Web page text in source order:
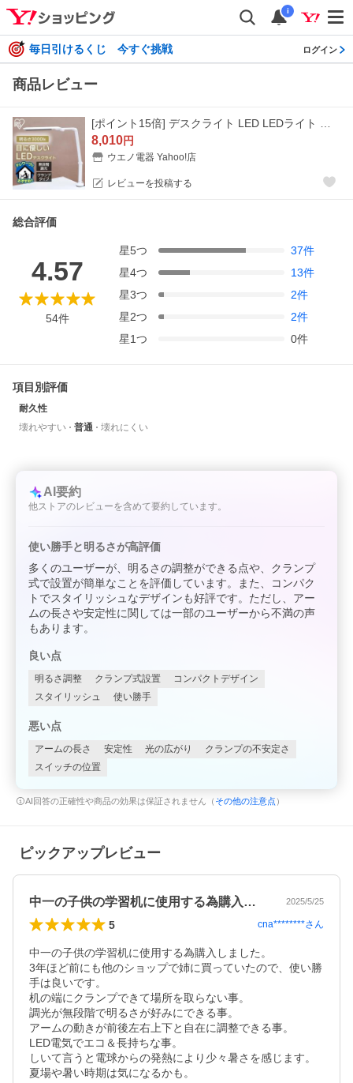
i
毎日引けるくじ 今すぐ挑戦 ログイン
商品レビュー
8,010円
ウエノ電器 Yahoo!店
レビューを投稿する
総合評価
4.57
54件
星5つ 37件
星4つ 13件
星3つ 2件
星2つ 2件
星1つ 0件
項目別評価
耐久性
壊れやすい
普通 壊れにくい
AI要約
他ストアのレビューを含めて要約しています。
使い勝手と明るさが高評価
多くのユーザーが、明るさの調整ができる点や、クランプ
式で設置が簡単なことを評価しています。また、コンパク
トでスタイリッシュなデザインも好評です。ただし、アー
ムの長さや安定性に関しては一部のユーザーから不満の声
もあります。
良い点
明るさ調整 クランプ式設置
コンパクトデザイン
スタイリッシュ
使い勝手
悪い点
アームの長さ 安定性 光の広がり
クランプの不安定さ
スイッチの位置
AI回答の正確性や商品の効果は保証されません（ その他の注意点 ）
ピックアップレビュー
中一の子供の学習机に使用する為購入しま… 2025/5/25
5 cna********さん
中一の子供の学習机に使用する為購入しました。
3年ほど前にも他のショップで姉に買っていたので、使い勝
手は良いです。
机の端にクランプできて場所を取らない事。
調光が無段階で明るさが好みにできる事。
アームの動きが前後左右上下と自在に調整できる事。
LED電気でエコ＆長持ちな事。
しいて言うと電球からの発熱により少々暑さを感じます。